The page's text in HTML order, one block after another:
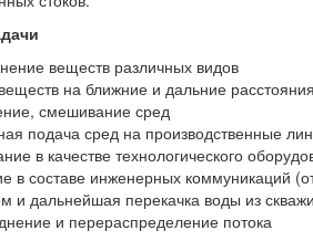
веществ различных видов
на ближние и дальние расстояния
смешивание сред
подача сред на производственные
в качестве технологического
в составе инженерных коммуникаций
и дальнейшая перекачка воды из
и перераспределение потока